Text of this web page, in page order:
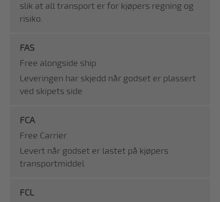
slik at all transport er for kjøpers regning og
risiko.
FAS
Free alongside ship
Leveringen har skjedd når godset er plassert
ved skipets side
FCA
Free Carrier
Levert når godset er lastet på kjøpers
transportmiddel
FCL